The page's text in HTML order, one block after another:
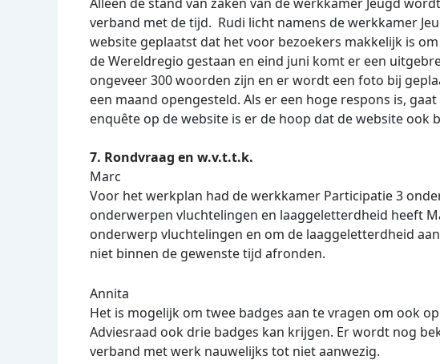
verband met de tijd. Rudi licht namens de werkkamer
website geplaatst dat het voor bezoekers makkelijk is
de Wereldregio gestaan en eind juni komt er een
ongeveer 300 woorden zijn en er wordt een foto bij
een maand opengesteld. Als er een hoge respons is,
enquête op de website is er de hoop dat de website ook
7. Rondvraag en w.v.t.t.k.
Marc
Voor het werkplan had de werkkamer Participatie 3
onderwerpen vluchtelingen en laaggeletterdheid heeft
onderwerp vluchtelingen en om de laaggeletterdheid
niet binnen de gewenste tijd afronden.
Annita
Het is mogelijk om twee badges aan te vragen om ook
Adviesraad ook drie badges kan krijgen. Er wordt nog
verband met werk nauwelijks tot niet aanwezig.